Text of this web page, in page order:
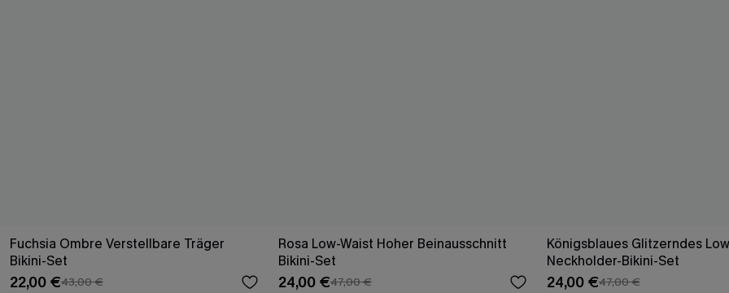
Fuchsia Ombre Verstellbare Träger
Bikini-Set
22,00 €43,00 €
Rosa Low-Waist Hoher Beinausschnitt
Bikini-Set
24,00 €47,00 €
Königsblaues Glitzerndes
Neckholder-Bikini-Set
24,00 €47,00 €